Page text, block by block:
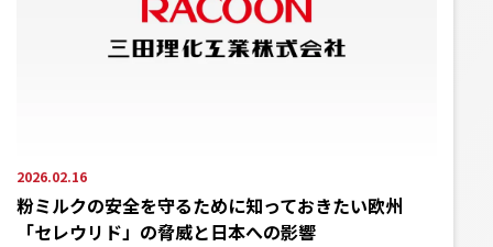
2026.02.16
粉ミルクの安全を守るために知っておきたい欧州
「セレウリド」の脅威と日本への影響